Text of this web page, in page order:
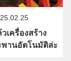
เครื่องสร้าง
พานอัตโนมัติล่ะ